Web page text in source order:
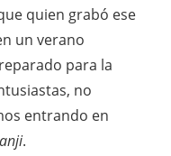
quien grabó ese
un verano
para la
no
entrando en
.